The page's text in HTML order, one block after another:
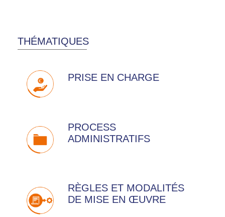
THÉMATIQUES
PRISE EN CHARGE
PROCESS
ADMINISTRATIFS
RÈGLES ET MODALITÉS
DE MISE EN ŒUVRE